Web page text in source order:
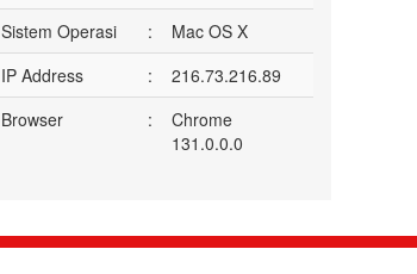
Sistem Operasi :
Mac OS X
IP Address
:
216.73.216.89
Browser
:
Chrome
131.0.0.0